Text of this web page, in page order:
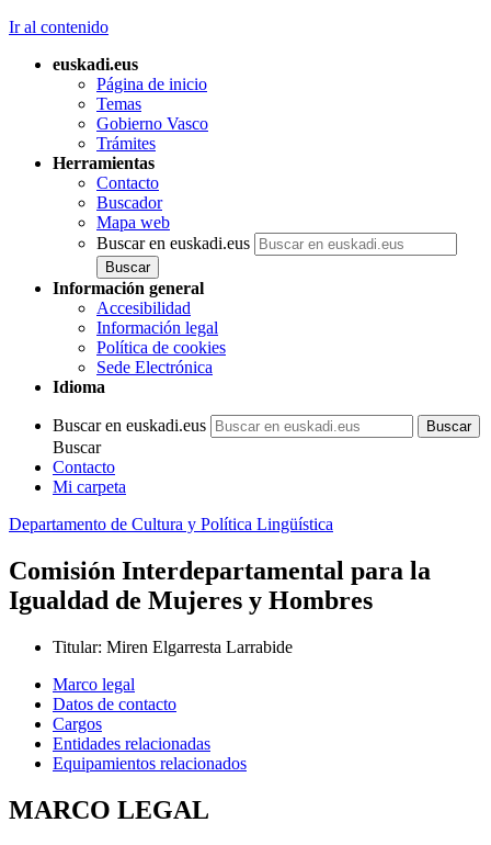
Ir al contenido
euskadi.eus
Página de inicio
Temas
Gobierno Vasco
Trámites
Herramientas
Contacto
Buscador
Mapa web
Buscar en euskadi.eus
Información general
Accesibilidad
Información legal
Política de cookies
Sede Electrónica
Idioma
Buscar en euskadi.eus
Buscar
Contacto
Mi carpeta
Departamento de Cultura y Política Lingüística
Comisión Interdepartamental para la
Igualdad de Mujeres y Hombres
Titular: Miren Elgarresta Larrabide
Marco legal
Datos de contacto
Cargos
Entidades relacionadas
Equipamientos relacionados
MARCO LEGAL